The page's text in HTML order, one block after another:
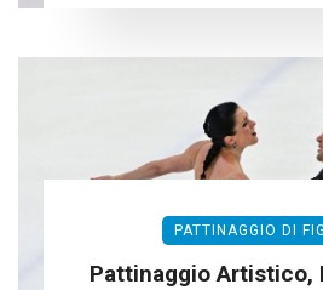
PATTINAGGIO DI
Pattinaggio Artistico,